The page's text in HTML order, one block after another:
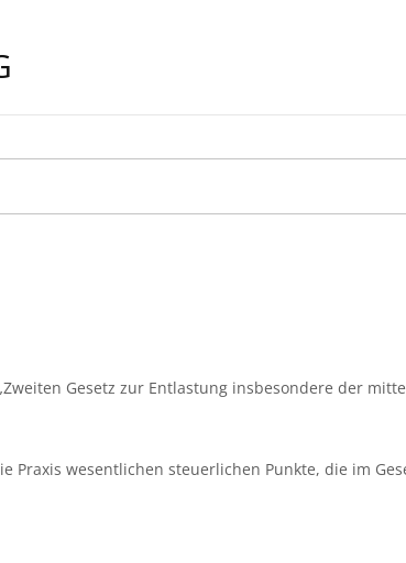
Gesetz zur Entlastung insbesondere der
Praxis wesentlichen steuerlichen Punkte, die im